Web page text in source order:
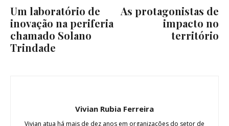
Um laboratório de
inovação na periferia
chamado Solano
Trindade
As protagonistas de
impacto no
território
Vivian Rubia Ferreira
Vivian atua há mais de dez anos em organizações do setor de